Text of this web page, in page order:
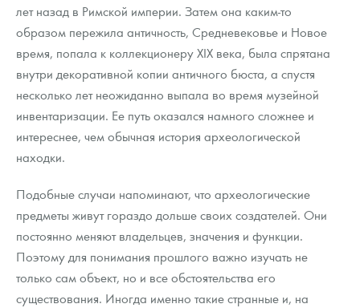
лет назад в Римской империи. Затем она каким-то
образом пережила античность, Средневековье и Новое
время, попала к коллекционеру XIX века, была спрятана
внутри декоративной копии античного бюста, а спустя
несколько лет неожиданно выпала во время музейной
инвентаризации. Ее путь оказался намного сложнее и
интереснее, чем обычная история археологической
находки.
Подобные случаи напоминают, что археологические
предметы живут гораздо дольше своих создателей. Они
постоянно меняют владельцев, значения и функции.
Поэтому для понимания прошлого важно изучать не
только сам объект, но и все обстоятельства его
существования. Иногда именно такие странные и, на